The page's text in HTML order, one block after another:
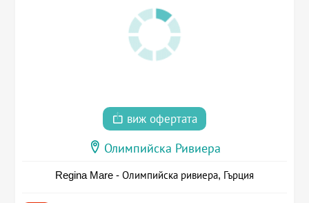
виж офертата
Олимпийска Ривиера
Regina Mare - Олимпийска ривиера, Гърция